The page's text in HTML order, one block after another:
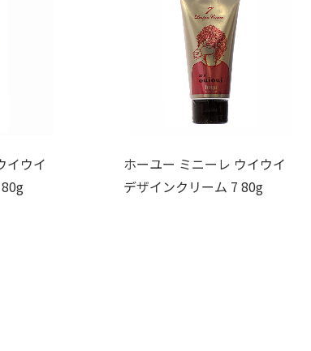
イウイ
ホーユー ミニーレ ウイウイ
デザインクリーム 7 80g